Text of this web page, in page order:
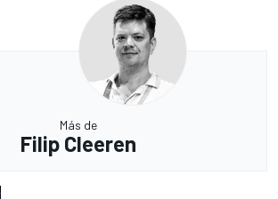
Más de
Filip Cleeren